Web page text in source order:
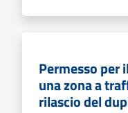
Permesso per
una zona a
rilascio del